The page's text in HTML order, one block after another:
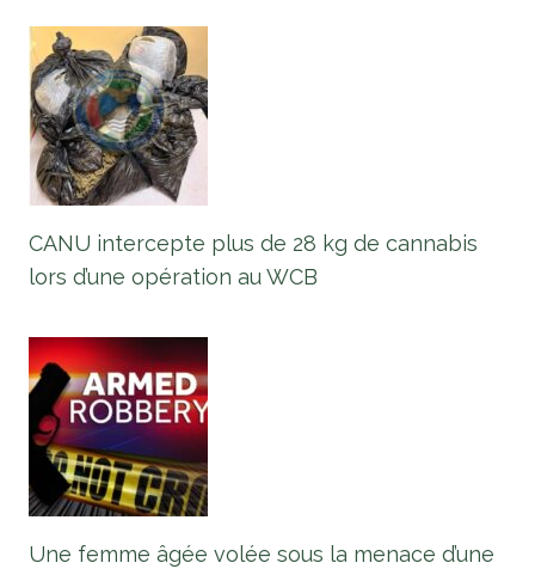
CANU intercepte plus de 28 kg de cannabis
lors d’une opération au WCB
Une femme âgée volée sous la menace d’une